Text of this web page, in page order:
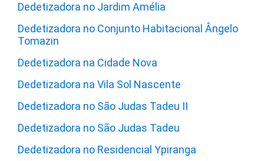
Dedetizadora no Jardim Amélia
Dedetizadora no Conjunto Habitacional Ângelo
Tomazin
Dedetizadora na Cidade Nova
Dedetizadora na Vila Sol Nascente
Dedetizadora no São Judas Tadeu II
Dedetizadora no São Judas Tadeu
Dedetizadora no Residencial Ypiranga